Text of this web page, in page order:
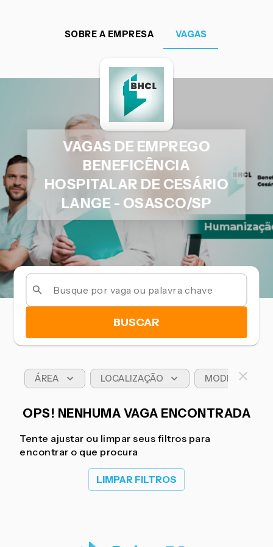
SOBRE A EMPRESA VAGAS
VAGAS DE EMPREGO
BENEFICÊNCIA
HOSPITALAR DE CESÁRIO
LANGE - OSASCO/SP
BUSCAR
ÁREA LOCALIZAÇÃO MODELO DE
OPS! NENHUMA VAGA ENCONTRADA
Tente ajustar ou limpar seus filtros para
encontrar o que procura
LIMPAR FILTROS